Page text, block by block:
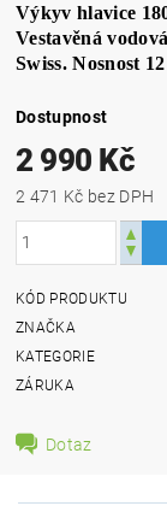
Výkyv hlavice
Vestavěná
Swiss. Nosnost
Dostupnost
2 990 Kč
2 471 Kč bez DPH
KÓD PRODUKTU
ZNAČKA
KATEGORIE
ZÁRUKA
Dotaz